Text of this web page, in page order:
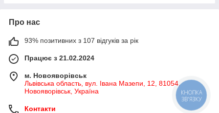
Про нас
93% позитивних з 107 відгуків за рік
Працює з 21.02.2024
м. Новояворівськ
Львівська область, вул. Івана Мазепи, 12, 81054,
Новояворівськ, Україна
Контакти
КНОПКА
ЗВ'ЯЗКУ